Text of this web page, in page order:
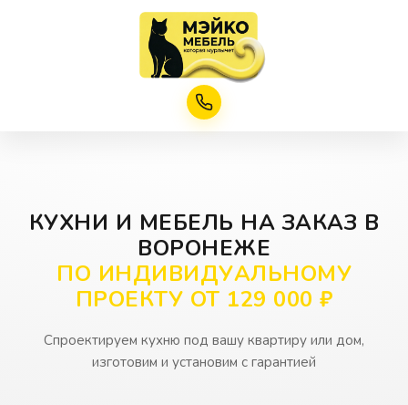
КУХНИ И МЕБЕЛЬ НА ЗАКАЗ В
ВОРОНЕЖЕ
ПО ИНДИВИДУАЛЬНОМУ
ПРОЕКТУ ОТ 129 000 ₽
Спроектируем кухню под вашу квартиру или дом,
изготовим и установим с гарантией